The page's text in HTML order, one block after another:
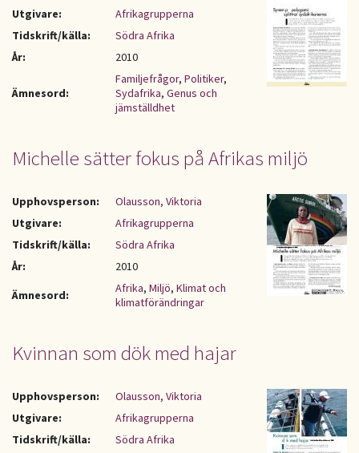
Utgivare:
Afrikagrupperna
Tidskrift/källa:
Södra Afrika
År:
2010
Ämnesord:
Familjefrågor, Politiker,
Sydafrika, Genus och
jämställdhet
Michelle sätter fokus på Afrikas miljö
Upphovsperson:
Olausson, Viktoria
Utgivare:
Afrikagrupperna
Tidskrift/källa:
Södra Afrika
År:
2010
Ämnesord:
Afrika, Miljö, Klimat och
klimatförändringar
Kvinnan som dök med hajar
Upphovsperson:
Olausson, Viktoria
Utgivare:
Afrikagrupperna
Tidskrift/källa:
Södra Afrika